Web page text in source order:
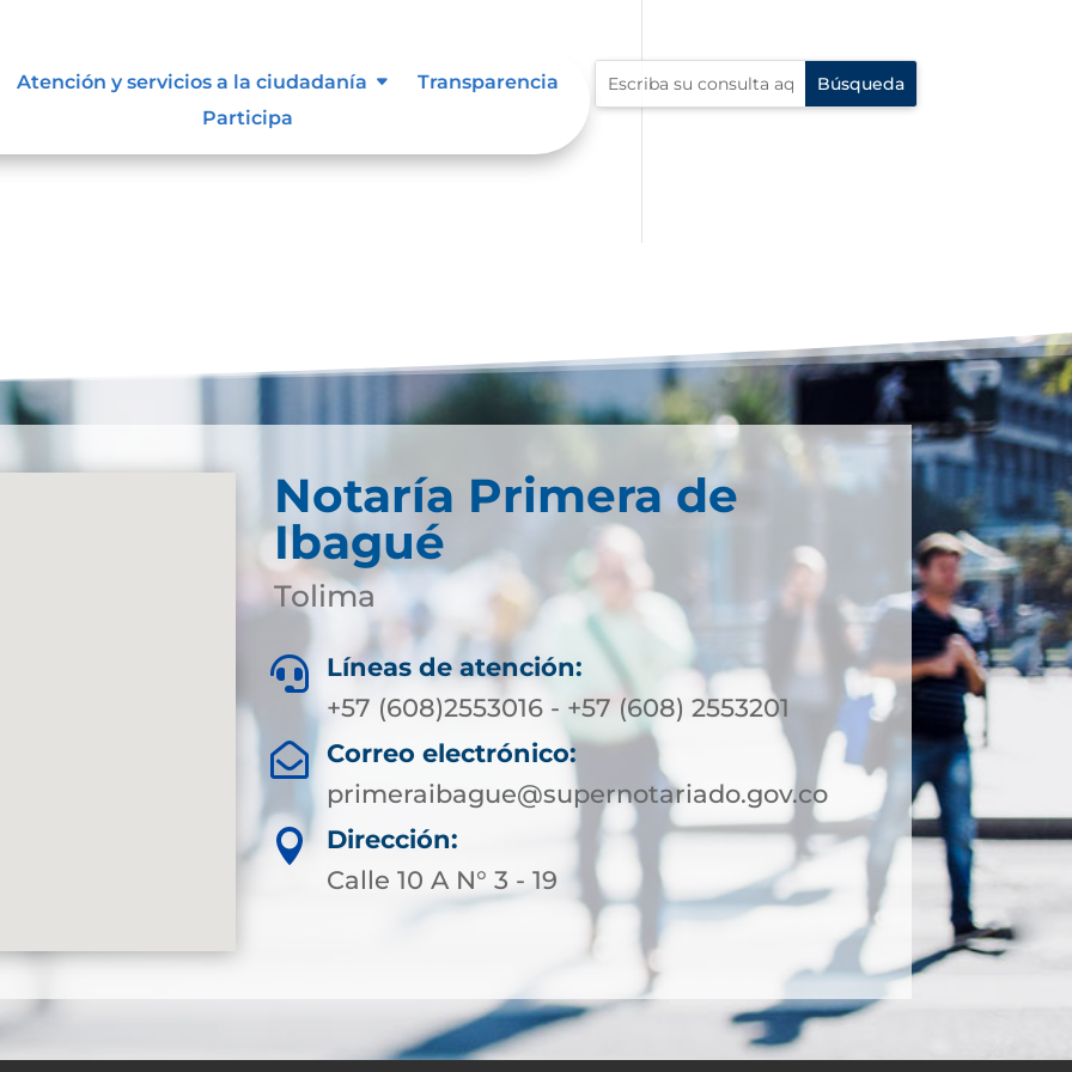
Atención y servicios a la ciudadanía
Transparencia
Participa
para tomar decisiones en
Notaría Primera de
Ibagué
Tolima

Líneas de atención:
+57 (608)2553016 - +57 (608) 2553201

Correo electrónico:
primeraibague@supernotariado.gov.co

Dirección:
Calle 10 A N° 3 - 19